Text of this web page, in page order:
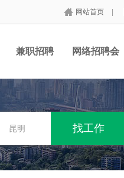
网站首页
兼职招聘 网络招聘会
昆明